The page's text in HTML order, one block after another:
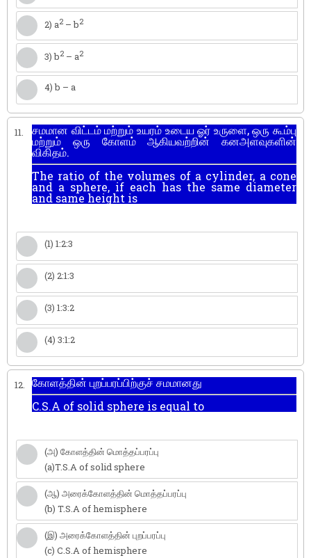
2) a2 – b2
3) b2 – a2
4) b – a
11. சமமான விட்டம் மற்றும் உயரம் உடைய ஓர் உருளை, ஒரு கூம்பு
மற்றும் ஒரு கோளம் ஆகியவற்றின் கனஅளவுகளின்
விகிதம்.
The ratio of the volumes of a cylinder, a cone
and a sphere, if each has the same diameter
and same height is
(1) 1:2:3
(2) 2:1:3
(3) 1:3:2
(4) 3:1:2
12.
கோளத்தின் புறப்பரப்பிற்குச் சமமானது
C.S.A of solid sphere is equal to
(அ) கோளத்தின் மொத்தப்பரப்பு
(a)T.S.A of solid sphere
(ஆ) அரைக்கோளத்தின் மொத்தப்பரப்பு
(b) T.S.A of hemisphere
(இ) அரைக்கோளத்தின் புறப்பரப்பு
(c) C.S.A of hemisphere